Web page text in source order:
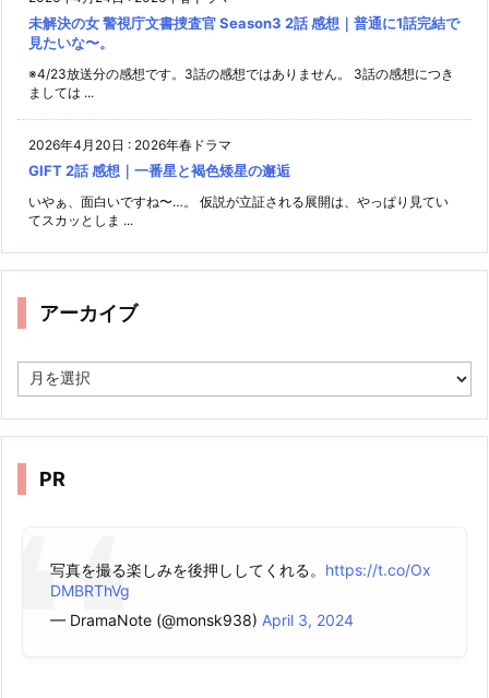
未解決の女 警視庁文書捜査官 Season3 2話 感想｜普通に1話完結で
見たいな〜。
※4/23放送分の感想です。3話の感想ではありません。 3話の感想につき
ましては ...
2026年4月20日 : 2026年春ドラマ
GIFT 2話 感想｜一番星と褐色矮星の邂逅
いやぁ、面白いですね〜…。 仮説が立証される展開は、やっぱり見てい
てスカッとしま ...
アーカイブ
ー
イ
PR
写真を撮る楽しみを後押ししてくれる。 https://t.co/Ox
DMBRThVg
— DramaNote (@monsk938) April 3, 2024